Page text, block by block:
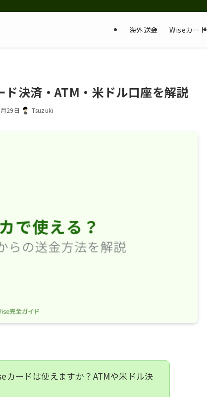
海外送金 Wiseカード
決済・ATM・米ドル口座を解説
29日 Tsuzuki
カードは使えますか？ATMや米ドル決